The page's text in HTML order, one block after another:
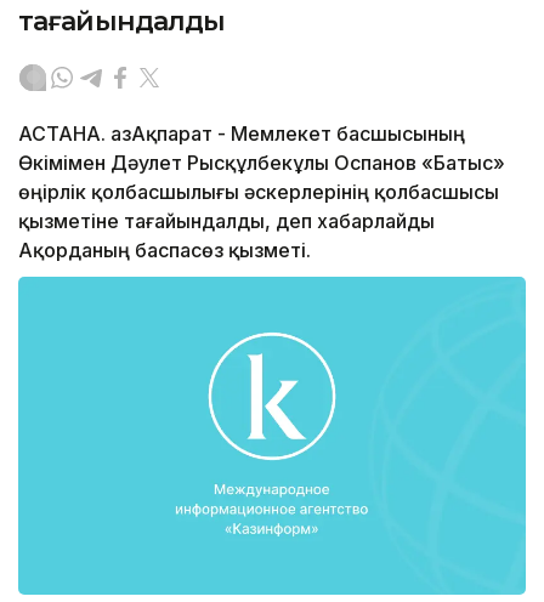
тағайындалды
АСТАНА. ҚазАқпарат - Мемлекет басшысының
Өкімімен Дәулет Рысқұлбекұлы Оспанов «Батыс»
өңірлік қолбасшылығы әскерлерінің қолбасшысы
қызметіне тағайындалды, деп хабарлайды
Ақорданың баспасөз қызметі.